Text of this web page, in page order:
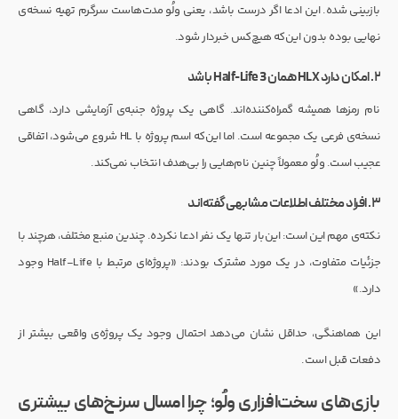
بازبینی شده. این ادعا اگر درست باشد، یعنی ولُو مدت‌هاست سرگرم تهیه نسخه‌ی
نهایی بوده بدون این‌که هیچ‌کس خبردار شود.
۲. امکان دارد HLX همان Half-Life 3 باشد
نام رمزها همیشه گمراه‌کننده‌اند. گاهی یک پروژه جنبه‌ی آزمایشی دارد، گاهی
نسخه‌ی فرعی یک مجموعه است. اما این‌که اسم پروژه با HL شروع می‌شود، اتفاقی
عجیب است. ولُو معمولاً چنین نام‌هایی را بی‌هدف انتخاب نمی‌کند.
۳. افراد مختلف اطلاعات مشابهی گفته‌اند
نکته‌ی مهم این است: این‌بار تنها یک نفر ادعا نکرده. چندین منبع مختلف، هرچند با
جزئیات متفاوت، در یک مورد مشترک بودند: «پروژه‌ای مرتبط با Half-Life وجود
دارد.»
این هماهنگی، حداقل نشان می‌دهد احتمال وجود یک پروژه‌ی واقعی بیشتر از
دفعات قبل است.
بازی‌های سخت‌افزاری ولُو؛ چرا امسال سرنخ‌های بیشتری